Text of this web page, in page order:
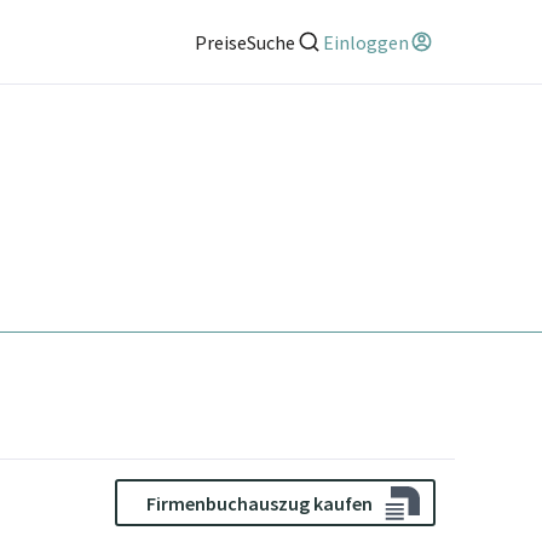
PreiseSuche Einloggen
Firmenbuchauszug kaufen